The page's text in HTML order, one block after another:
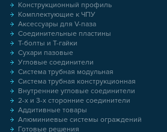
Конструкционный профиль
Комплектующие к ЧПУ
Аксессуары для V-паза
Соединительные пластины
Т-болты и Т-гайки
Сухари пазовые
Угловые соединители
Система трубная модульная
Система трубная конструкционная
Внутренние угловые соединители
2-х и 3-х сторонние соединители
Аддитивные товары
Алюминиевые системы ограждений
Готовые решения